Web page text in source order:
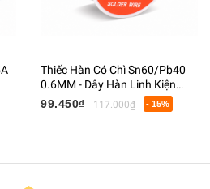
Thiếc Hàn Có Chì Sn60/Pb40
0.6MM - Dây Hàn Linh Kiện
Điện Tử Có Lõi Flux
99.450₫ 117.000₫ - 15%